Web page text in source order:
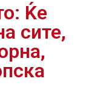
Ќе
сите,